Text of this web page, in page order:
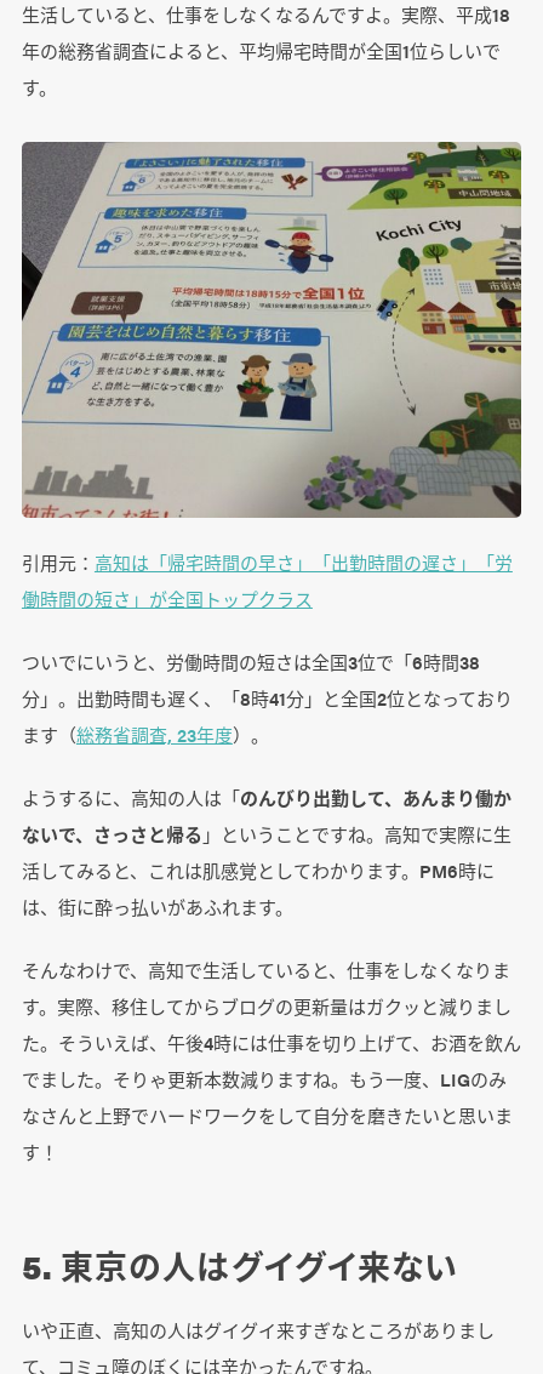
生活していると、仕事をしなくなるんですよ。実際、平成18
年の総務省調査によると、平均帰宅時間が全国1位らしいで
す。
引用元： 高知は「帰宅時間の早さ」「出勤時間の遅さ」「労
働時間の短さ」が全国トップクラス
ついでにいうと、労働時間の短さは全国3位で「6時間38
分」。出勤時間も遅く、「8時41分」と全国2位となっており
ます（総務省調査, 23年度）。
ようするに、高知の人は「のんびり出勤して、あんまり働か
ないで、さっさと帰る 」ということですね。高知で実際に生
活してみると、これは肌感覚としてわかります。PM6時に
は、街に酔っ払いがあふれます。
そんなわけで、高知で生活していると、仕事をしなくなりま
す。実際、移住してからブログの更新量はガクッと減りまし
た。そういえば、午後4時には仕事を切り上げて、お酒を飲ん
でました。そりゃ更新本数減りますね。もう一度、LIGのみ
なさんと上野でハードワークをして自分を磨きたいと思いま
す！
5. 東京の人はグイグイ来ない
いや正直、高知の人はグイグイ来すぎなところがありまし
て、コミュ障のぼくには辛かったんですね。